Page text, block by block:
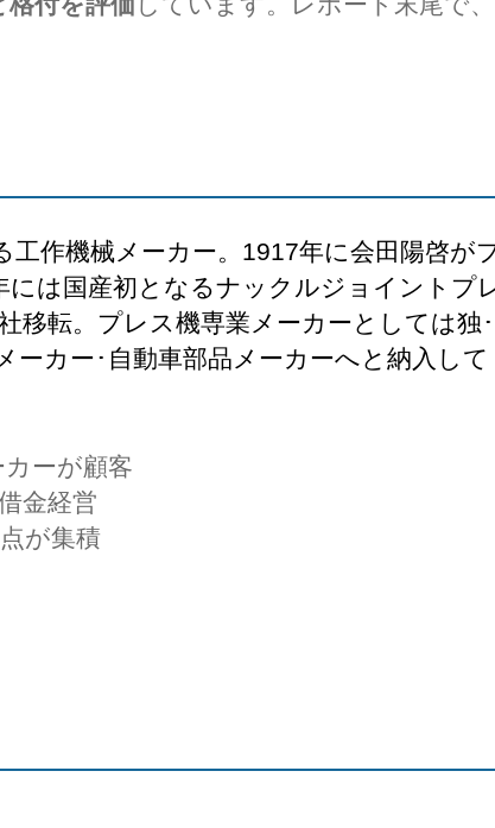
作機械メーカー。1917年に会田陽啓が
は国産初となるナックルジョイントプ
移転。プレス機専業メーカーとしては独･
ーカー･自動車部品メーカーへと納入して
ーが顧客
金経営
が集積